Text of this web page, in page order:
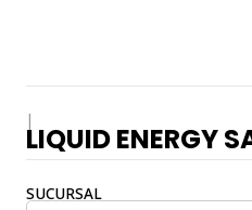
|
LIQUID ENERGY
SUCURSAL